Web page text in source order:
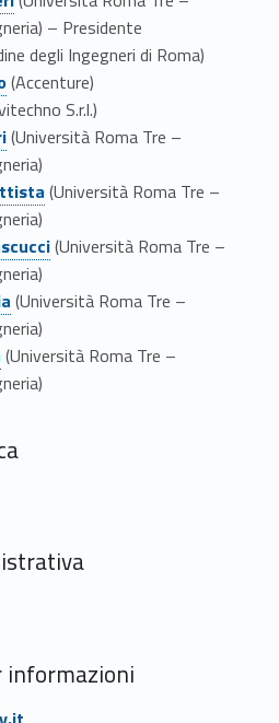
– Presidente
degli Ingegneri di Roma)
(Accenture)
S.r.l.)
(Università Roma Tre –
(Università Roma Tre –
(Università Roma Tre –
(Università Roma Tre –
(Università Roma Tre –
informazioni